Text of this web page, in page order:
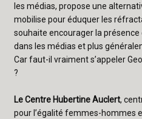
les médias, propose une
mobilise pour éduquer les
souhaite encourager la
dans les médias et plus
Car faut-il vraiment s’appeler
?
Le Centre Hubertine Auclert,
pour l’égalité femmes-hommes